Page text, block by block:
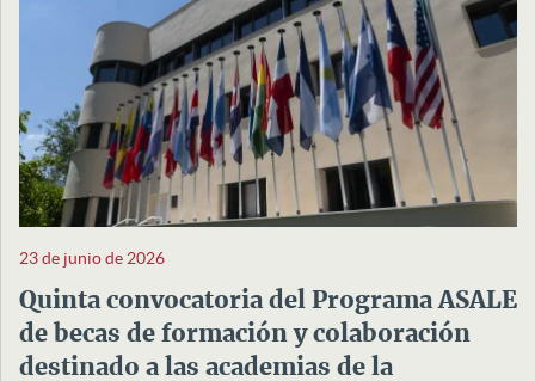
23 de junio de 2026
Quinta convocatoria del Programa ASALE
de becas de formación y colaboración
destinado a las academias de la